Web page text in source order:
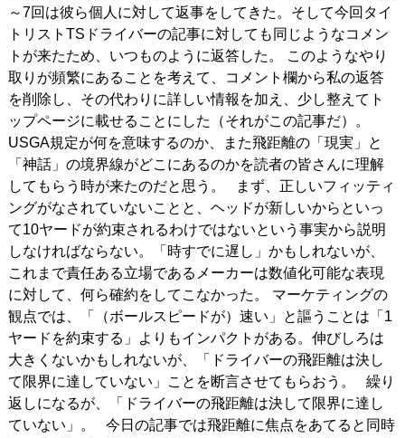
～7回は彼ら個人に対して返事をしてきた。そして今回タイ
トリストTSドライバーの記事に対しても同じようなコメン
トが来たため、いつものように返答した。 このようなやり
取りが頻繁にあることを考えて、コメント欄から私の返答
を削除し、その代わりに詳しい情報を加え、少し整えてト
ップページに載せることにした（それがこの記事だ）。
USGA規定が何を意味するのか、また飛距離の「現実」と
「神話」の境界線がどこにあるのかを読者の皆さんに理解
してもらう時が来たのだと思う。 まず、正しいフィッティ
ングがなされていないことと、ヘッドが新しいからといっ
て10ヤードが約束されるわけではないという事実から説明
しなければならない。「時すでに遅し」かもしれないが、
これまで責任ある立場であるメーカーは数値化可能な表現
に対して、何ら確約をしてこなかった。 マーケティングの
観点では、「（ボールスピードが）速い」と謳うことは「1
ヤードを約束する」よりもインパクトがある。伸びしろは
大きくないかもしれないが、「ドライバーの飛距離は決し
て限界に達していない」ことを断言させてもらおう。 繰り
返しになるが、「ドライバーの飛距離は決して限界に達し
ていない」。 今日の記事では飛距離に焦点をあてると同時
OTHER その他
Editor’s Picks 編集部のおすすめ
Our Team 私たちのチーム
Our Mission 私たちの使命
ABOUT US MyGolfSpyJapanとは？